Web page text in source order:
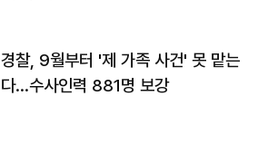
경찰, 9월부터 '제 가족 사건' 못 맡는
다…수사인력 881명 보강